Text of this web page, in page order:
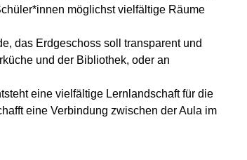
möglichst vielfältige Räume
das Erdgeschoss soll transparent und
und der Bibliothek, oder an
eine vielfältige Lernlandschaft für die
eine Verbindung zwischen der Aula im